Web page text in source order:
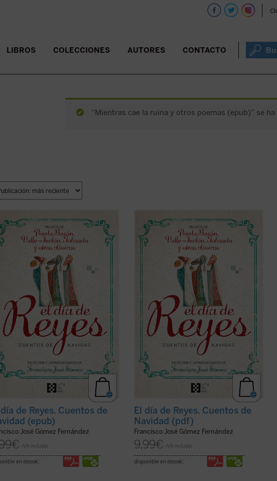
LIBROS COLECCIONES AUTORES CONTACTO
“Mientras cae la ruina y otros poemas (epub)” se
En la selección de relatos que aquí se
algunos de los mejores de
literatura han narrado con
maestría la realidad de la España de su
pero también la misericordia y la
esperanza propias de la celebración de la
...
(ver ficha)
día de Reyes. Cuentos de
(epub)
José Gómez Fernández
€ IVA incluido
en ebook:
En la selección de relatos que aquí se
ofrece, algunos de los mejores de
nuestra literatura han narrado con
maestría la realidad de la España de su
tiempo, pero también la misericordia y la
esperanza propias de la celebración de la
de ...
(ver ficha)
El día de Reyes. Cuentos de
Navidad (pdf)
Francisco José Gómez Fernández
9,99€ IVA incluido
disponible en ebook: